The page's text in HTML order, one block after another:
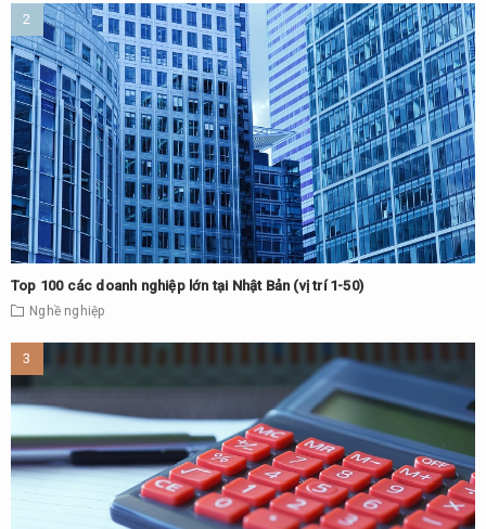
Top 100 các doanh nghiệp lớn tại Nhật Bản (vị trí 1-50)
Nghề nghiệp